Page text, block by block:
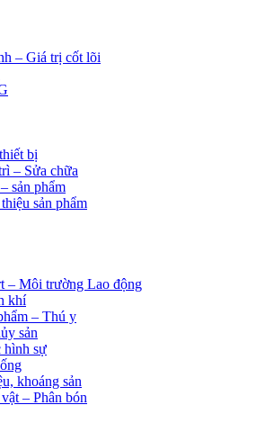
– Giá trị cốt lõi
bị
– Sửa chữa
sản phẩm
sản phẩm
– Môi trường Lao động
khí
– Thú y
sản
hình sự
khoáng sản
– Phân bón